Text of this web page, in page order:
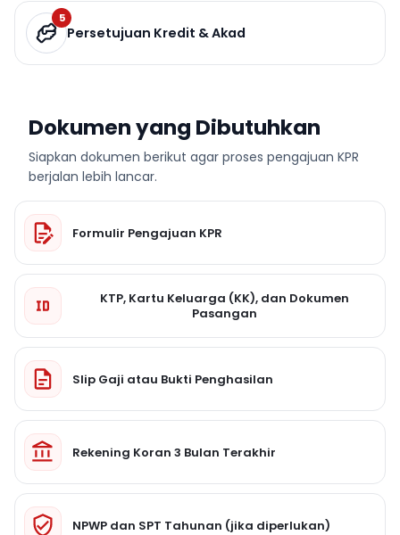
5
Persetujuan Kredit & Akad
Dokumen yang Dibutuhkan
Siapkan dokumen berikut agar proses pengajuan KPR
berjalan lebih lancar.
Formulir Pengajuan KPR
KTP, Kartu Keluarga (KK), dan Dokumen
Pasangan
Slip Gaji atau Bukti Penghasilan
Rekening Koran 3 Bulan Terakhir
NPWP dan SPT Tahunan (jika diperlukan)